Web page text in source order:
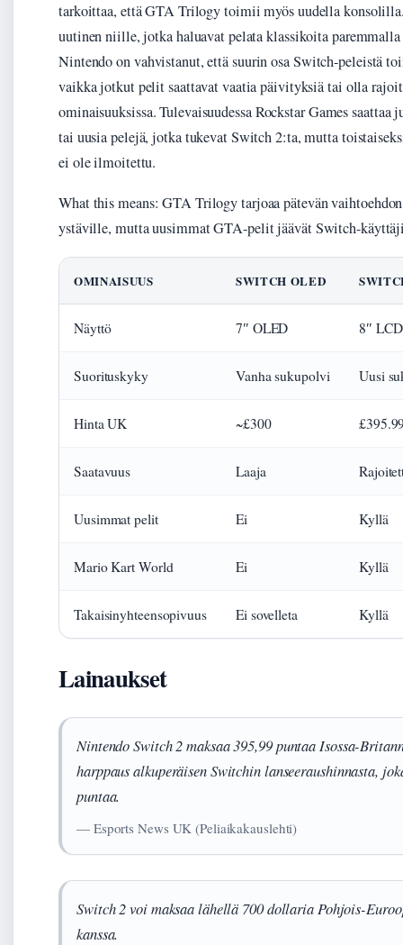
tarkoittaa, että GTA Trilogy toimii myös uudella
uutinen niille, jotka haluavat pelata klassikoita
Nintendo on vahvistanut, että suurin osa Switch-peleistä
vaikka jotkut pelit saattavat vaatia päivityksiä tai olla
ominaisuuksissa. Tulevaisuudessa Rockstar Games
tai uusia pelejä, jotka tukevat Switch 2:ta, mutta
ei ole ilmoitettu.
What this means: GTA Trilogy tarjoaa pätevän
ystäville, mutta uusimmat GTA-pelit jäävät Switch-
OMINAISUUS SWITCH OLED
Näyttö 7″ OLED 8″ LCD
Suorituskyky Vanha sukupolvi Uusi
Hinta UK ~£300
Saatavuus Laaja
Uusimmat pelit Ei Kyllä
Mario Kart World Ei Kyllä
Takaisinyhteensopivuus Ei sovelleta Kyllä
Lainaukset
Nintendo Switch 2 maksaa 395,99 puntaa Isossa-
harppaus alkuperäisen Switchin lanseeraushinnasta,
puntaa.
— Esports News UK (Peliaikakauslehti)
Switch 2 voi maksaa lähellä 700 dollaria Pohjois-
kanssa.